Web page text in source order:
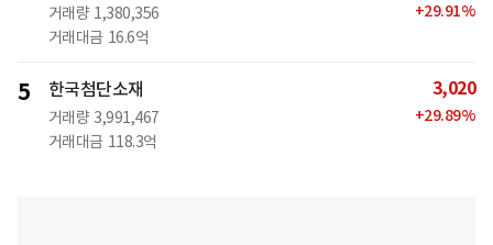
거래량 1,380,356
거래대금 16.6억
+29.91%
5 한국첨단소재
거래량 3,991,467
거래대금 118.3억
3,020
+29.89%